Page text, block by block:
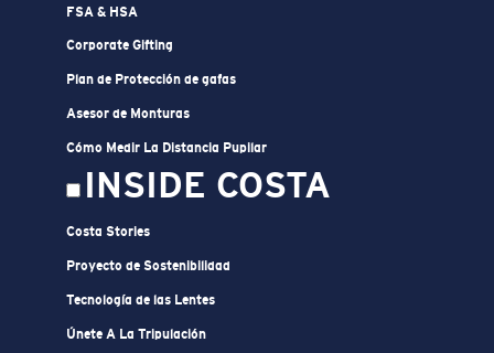
FSA & HSA
Corporate Gifting
Plan de Protección de gafas
Asesor de Monturas
Cómo Medir La Distancia Pupilar
INSIDE COSTA
Costa Stories
Proyecto de Sostenibilidad
Tecnología de las Lentes
Únete A La Tripulación